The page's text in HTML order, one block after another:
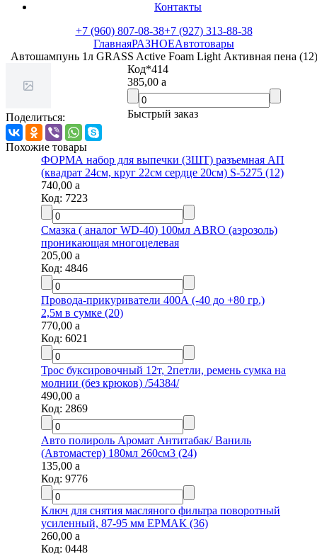
Контакты
+7 (960) 807-08-38+7 (927) 313-88-38
ГлавнаяРАЗНОЕАвтотовары
Автошампунь 1л GRASS Active Foam Light Активная пена (12)
Поделиться:
Код*414
385,00a
Быстрый заказ
Похожие товары
ФОРМА набор для выпечки (3ШТ) разъемная АП
(квадрат 24см, круг 22см сердце 20см) S-5275 (12)
740,00a
Код:7223
Смазка ( аналог WD-40) 100мл ABRO (аэрозоль)
проникающая многоцелевая
205,00a
Код:4846
Провода-прикуриватели 400А (-40 до +80 гр.)
2,5м в сумке (20)
770,00a
Код:6021
Трос буксировочный 12т, 2петли, ремень сумка на
молнии (без крюков) /54384/
490,00a
Код:2869
Авто полироль Аромат Антитабак/ Ваниль
(Автомастер) 180мл 260см3 (24)
135,00a
Код:9776
Ключ для снятия масляного фильтра поворотный
усиленный, 87-95 мм ЕРМАК (36)
260,00a
Код:0448